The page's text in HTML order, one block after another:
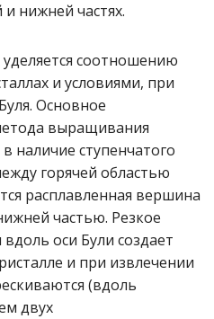
нижней частях.
соотношению
и условиями, при
Основное
выращивания
наличие ступенчатого
горячей областью
расплавленная вершина
частью. Резкое
оси Були создает
и при извлечении
(вдоль
двух